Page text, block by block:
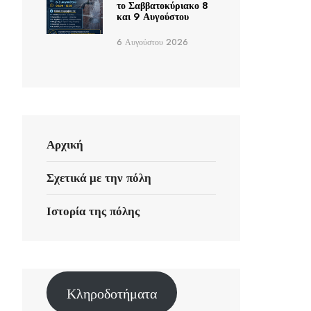
το Σαββατοκύριακο 8
και 9 Αυγούστου
6 Αυγούστου 2026
Αρχική
Σχετικά με την πόλη
Ιστορία της πόλης
Κληροδοτήματα